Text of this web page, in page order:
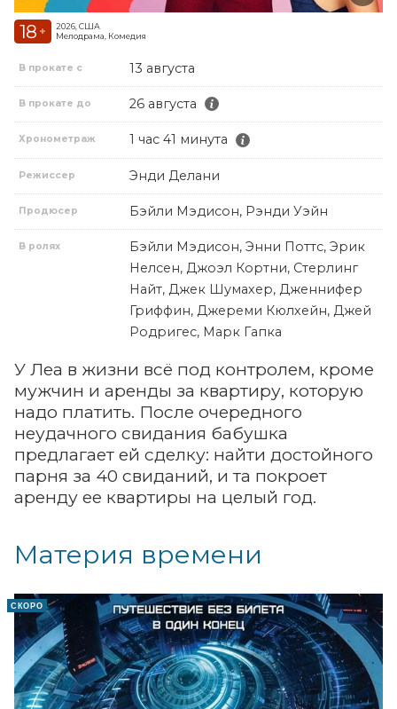
18 +
2026, США
Мелодрама, Комедия
В прокате с 13 августа
В прокате до 26 августа
Хронометраж 1 час 41 минута
Режиссер Энди Делани
Продюсер Бэйли Мэдисон, Рэнди Уэйн
В ролях
Бэйли Мэдисон, Энни Поттс, Эрик
Нелсен, Джоэл Кортни, Стерлинг
Найт, Джек Шумахер, Дженнифер
Гриффин, Джереми Кюлхейн, Джей
Родригес, Марк Гапка
У Леа в жизни всё под контролем, кроме
мужчин и аренды за квартиру, которую
надо платить. После очередного
неудачного свидания бабушка
предлагает ей сделку: найти достойного
парня за 40 свиданий, и та покроет
аренду ее квартиры на целый год.
Материя времени
СКОРО